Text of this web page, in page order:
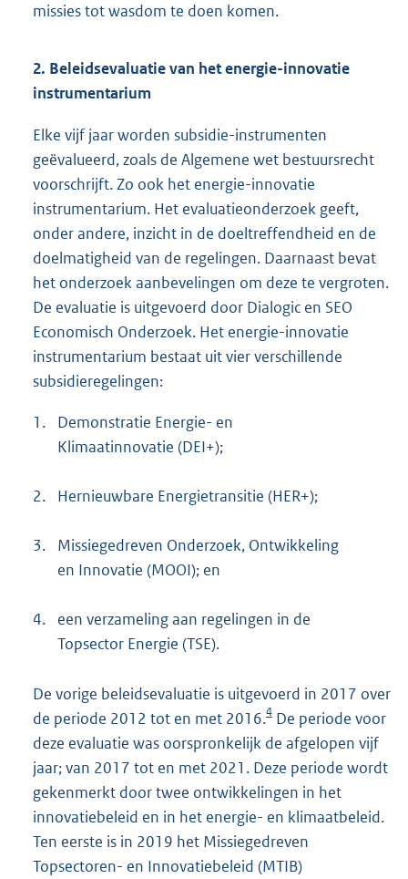
missies tot wasdom te doen komen.
2. Beleidsevaluatie van het energie-innovatie
instrumentarium
Elke vijf jaar worden subsidie-instrumenten
geëvalueerd, zoals de Algemene wet bestuursrecht
voorschrijft. Zo ook het energie-innovatie
instrumentarium. Het evaluatieonderzoek geeft,
onder andere, inzicht in de doeltreffendheid en de
doelmatigheid van de regelingen. Daarnaast bevat
het onderzoek aanbevelingen om deze te vergroten.
De evaluatie is uitgevoerd door Dialogic en SEO
Economisch Onderzoek. Het energie-innovatie
instrumentarium bestaat uit vier verschillende
subsidieregelingen:
1.
Demonstratie Energie- en
Klimaatinnovatie (DEI+);
2. Hernieuwbare Energietransitie (HER+);
3.
Missiegedreven Onderzoek, Ontwikkeling
en Innovatie (MOOI); en
4.
een verzameling aan regelingen in de
Topsector Energie (TSE).
De vorige beleidsevaluatie is uitgevoerd in 2017 over
de periode 2012 tot en met 2016.4 De periode voor
deze evaluatie was oorspronkelijk de afgelopen vijf
jaar; van 2017 tot en met 2021. Deze periode wordt
gekenmerkt door twee ontwikkelingen in het
innovatiebeleid en in het energie- en klimaatbeleid.
Ten eerste is in 2019 het Missiegedreven
Topsectoren- en Innovatiebeleid (MTIB)